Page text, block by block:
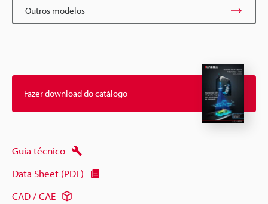
Outros modelos
Fazer download do catálogo
Guia técnico
Data Sheet (PDF)
CAD / CAE